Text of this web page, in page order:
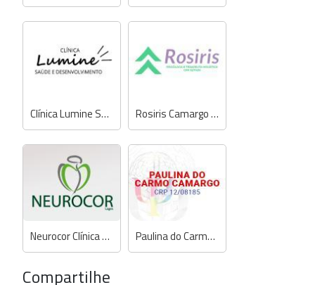
Clínica Lumine Saúde e Desenvolvimento Rosiris Camargo Nassiff - Psicóloga e Terapeuta Holística
Neurocor Clínica Cardiológica Paulina do Carmo Camargo - Psicóloga
Compartilhe